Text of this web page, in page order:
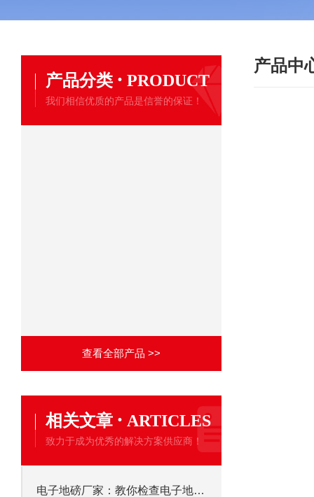
产品分类 · PRODUCT
我们相信优质的产品是信誉的保证！
查看全部产品 >>
相关文章 · ARTICLES
致力于成为优秀的解决方案供应商！
电子地磅厂家：教你检查电子地磅历史数据
产品中